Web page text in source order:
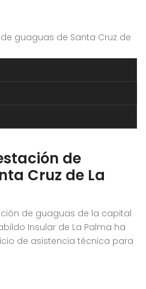
de
Cruz de La
de guaguas de la capital
Insular de La Palma ha
de asistencia técnica para
La Palma y la dirección
[…]